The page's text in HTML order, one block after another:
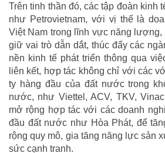
Trên tinh thần đó, các tập đoàn kinh
như Petrovietnam, với vị thế là
Việt Nam trong lĩnh vực năng lượng,
giữ vai trò dẫn dắt, thúc đẩy các
nền kinh tế phát triển thông qua
liên kết, hợp tác không chỉ với các
ty hàng đầu của đất nước trong
nước, như Viettel, ACV, TKV,
mở rộng hợp tác với các doanh
đầu đất nước như Hòa Phát, để
rộng quy mô, gia tăng năng lực sản
sức cạnh tranh.